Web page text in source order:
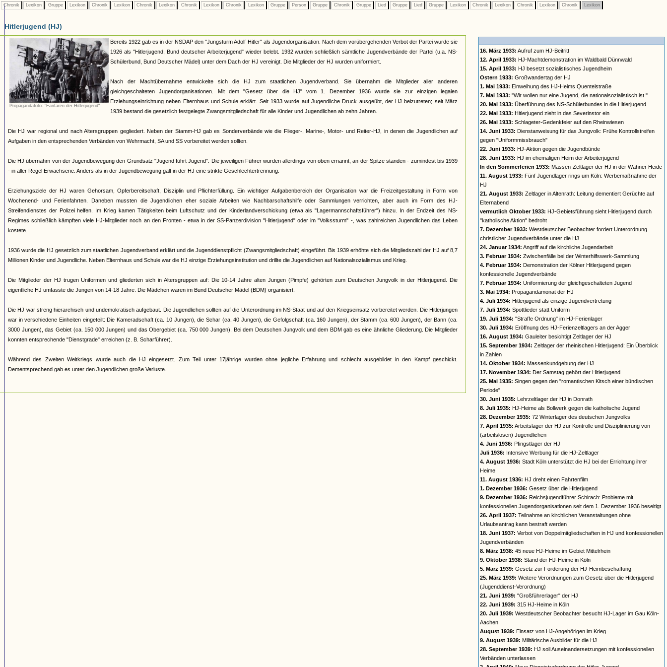
Chronik Lexikon Gruppe Lexikon Chronik Lexikon Chronik Lexikon Chronik Lexikon Chronik Lexikon Gruppe Person Gruppe Chronik Gruppe Lied Gruppe Lied Gruppe Lexikon Chronik Lexikon Chronik Lexikon Chronik Lexikon
Hitlerjugend (HJ)
Propagandafoto: "Fanfaren der Hitlerjugend"
Bereits 1922 gab es in der NSDAP den "Jungsturm Adolf Hitler" als Jugendorganisation. Nach dem vorübergehenden Verbot der Partei wurde sie
1926 als "Hitlerjugend, Bund deutscher Arbeiterjugend" wieder belebt. 1932 wurden schließlich sämtliche Jugendverbände der Partei (u.a. NS-
Schülerbund, Bund Deutscher Mädel) unter dem Dach der HJ vereinigt. Die Mitglieder der HJ wurden uniformiert.
Nach der Machtübernahme entwickelte sich die HJ zum staatlichen Jugendverband. Sie übernahm die Mitglieder aller anderen
gleichgeschalteten Jugendorganisationen. Mit dem "Gesetz über die HJ" vom 1. Dezember 1936 wurde sie zur einzigen legalen
Erziehungseinrichtung neben Elternhaus und Schule erklärt. Seit 1933 wurde auf Jugendliche Druck ausgeübt, der HJ beizutreten; seit März
1939 bestand die gesetzlich festgelegte Zwangsmitgliedschaft für alle Kinder und Jugendlichen ab zehn Jahren.
Die HJ war regional und nach Altersgruppen gegliedert. Neben der Stamm-HJ gab es Sonderverbände wie die Flieger-, Marine-, Motor- und Reiter-HJ, in denen die Jugendlichen auf
Aufgaben in den entsprechenden Verbänden von Wehrmacht, SA und SS vorbereitet werden sollten.
Die HJ übernahm von der Jugendbewegung den Grundsatz "Jugend führt Jugend". Die jeweiligen Führer wurden allerdings von oben ernannt, an der Spitze standen - zumindest bis 1939
- in aller Regel Erwachsene. Anders als in der Jugendbewegung galt in der HJ eine strikte Geschlechtertrennung.
Erziehungsziele der HJ waren Gehorsam, Opferbereitschaft, Disziplin und Pflichterfüllung. Ein wichtiger Aufgabenbereich der Organisation war die Freizeitgestaltung in Form von
Wochenend- und Ferienfahrten. Daneben mussten die Jugendlichen eher soziale Arbeiten wie Nachbarschaftshilfe oder Sammlungen verrichten, aber auch im Form des HJ-
Streifendienstes der Polizei helfen. Im Krieg kamen Tätigkeiten beim Luftschutz und der Kinderlandverschickung (etwa als "Lagermannschaftsführer") hinzu. In der Endzeit des NS-
Regimes schließlich kämpften viele HJ-Mitglieder noch an den Fronten - etwa in der SS-Panzerdivision "Hitlerjugend" oder im "Volkssturm" -, was zahlreichen Jugendlichen das Leben
kostete.
1936 wurde die HJ gesetzlich zum staatlichen Jugendverband erklärt und die Jugenddienstpflicht (Zwangsmitgliedschaft) eingeführt. Bis 1939 erhöhte sich die Mitgliedszahl der HJ auf 8,7
Millionen Kinder und Jugendliche. Neben Elternhaus und Schule war die HJ einzige Erziehungsinstitution und drillte die Jugendlichen auf Nationalsozialismus und Krieg.
Die Mitglieder der HJ trugen Uniformen und gliederten sich in Altersgruppen auf: Die 10-14 Jahre alten Jungen (Pimpfe) gehörten zum Deutschen Jungvolk in der Hitlerjugend. Die
eigentliche HJ umfasste die Jungen von 14-18 Jahre. Die Mädchen waren im Bund Deutscher Mädel (BDM) organisiert.
Die HJ war streng hierarchisch und undemokratisch aufgebaut. Die Jugendlichen sollten auf die Unterordnung im NS-Staat und auf den Kriegseinsatz vorbereitet werden. Die Hitlerjungen
war in verschiedene Einheiten eingeteilt: Die Kameradschaft (ca. 10 Jungen), die Schar (ca. 40 Jungen), die Gefolgschaft (ca. 160 Jungen), der Stamm (ca. 600 Jungen), der Bann (ca.
3000 Jungen), das Gebiet (ca. 150 000 Jungen) und das Obergebiet (ca. 750 000 Jungen). Bei dem Deutschen Jungvolk und dem BDM gab es eine ähnliche Gliederung. Die Mitglieder
konnten entsprechende "Dienstgrade" erreichen (z. B. Scharführer).
Während des Zweiten Weltkriegs wurde auch die HJ eingesetzt. Zum Teil unter 17jährige wurden ohne jegliche Erfahrung und schlecht ausgebildet in den Kampf geschickt.
Dementsprechend gab es unter den Jugendlichen große Verluste.
16. März 1933: Aufruf zum HJ-Beitritt
12. April 1933: HJ-Machtdemonstration im Waldbald Dünnwald
15. April 1933: HJ besetzt sozialistisches Jugendheim
Ostern 1933: Großwandertag der HJ
1. Mai 1933: Einweihung des HJ-Heims Quentelstraße
7. Mai 1933: "Wir wollen nur eine Jugend, die nationalsozialistisch ist."
20. Mai 1933: Überführung des NS-Schülerbundes in die Hitlerjugend
22. Mai 1933: Hitlerjugend zieht in das Severinstor ein
26. Mai 1933: Schlageter-Gedenkfeier auf den Rheinwiesen
14. Juni 1933: Dienstanweisung für das Jungvolk: Frühe Kontrollstreifen
gegen "Uniformmissbrauch"
22. Juni 1933: HJ-Aktion gegen die Jugendbünde
28. Juni 1933: HJ im ehemaligen Heim der Arbeiterjugend
In den Sommerferien 1933: Massen-Zeltlager der HJ in der Wahner Heide
11. August 1933: Fünf Jugendlager rings um Köln: Werbemaßnahme der
HJ
21. August 1933: Zeltlager in Altenrath: Leitung dementiert Gerüchte auf
Elternabend
vermutlich Oktober 1933: HJ-Gebietsführung sieht Hitlerjugend durch
"katholische Aktion" bedroht
7. Dezember 1933: Westdeutscher Beobachter fordert Unterordnung
christlicher Jugendverbände unter die HJ
24. Januar 1934: Angriff auf die kirchliche Jugendarbeit
3. Februar 1934: Zwischenfälle bei der Winterhilfswerk-Sammlung
4. Februar 1934: Demonstration der Kölner Hitlerjugend gegen
konfessionelle Jugendverbände
7. Februar 1934: Uniformierung der gleichgeschalteten Jugend
3. Mai 1934: Propagandamonat der HJ
4. Juli 1934: Hitlerjugend als einzige Jugendvertretung
7. Juli 1934: Spottlieder statt Uniform
19. Juli 1934: "Straffe Ordnung" im HJ-Ferienlager
30. Juli 1934: Eröffnung des HJ-Ferienzeltlagers an der Agger
16. August 1934: Gauleiter besichtigt Zeltlager der HJ
15. September 1934: Zeltlager der rheinischen Hitlerjugend: Ein Überblick
in Zahlen
14. Oktober 1934: Massenkundgebung der HJ
17. November 1934: Der Samstag gehört der Hitlerjugend
25. Mai 1935: Singen gegen den "romantischen Kitsch einer bündischen
Periode"
30. Juni 1935: Lehrzeltlager der HJ in Donrath
8. Juli 1935: HJ-Heime als Bollwerk gegen die katholische Jugend
28. Dezember 1935: 72 Winterlager des deutschen Jungvolks
7. April 1935: Arbeitslager der HJ zur Kontrolle und Disziplinierung von
(arbeitslosen) Jugendlichen
4. Juni 1936: Pfingstlager der HJ
Juli 1936: Intensive Werbung für die HJ-Zeltlager
4. August 1936: Stadt Köln unterstützt die HJ bei der Errichtung ihrer
Heime
11. August 1936: HJ dreht einen Fahrtenfilm
1. Dezember 1936: Gesetz über die Hitlerjugend
9. Dezember 1936: Reichsjugendführer Schirach: Probleme mit
konfessionellen Jugendorganisationen seit dem 1. Dezember 1936 beseitigt
26. April 1937: Teilnahme an kirchlichen Veranstaltungen ohne
Urlaubsantrag kann bestraft werden
18. Juni 1937: Verbot von Doppelmitgliedschaften in HJ und konfessionellen
Jugendverbänden
8. März 1938: 45 neue HJ-Heime im Gebiet Mittelrhein
9. Oktober 1938: Stand der HJ-Heime in Köln
5. März 1939: Gesetz zur Förderung der HJ-Heimbeschaffung
25. März 1939: Weitere Verordnungen zum Gesetz über die Hitlerjugend
(Jugenddienst-Verordnung)
21. Juni 1939: "Großführerlager" der HJ
22. Juni 1939: 315 HJ-Heime in Köln
20. Juli 1939: Westdeutscher Beobachter besucht HJ-Lager im Gau Köln-
Aachen
August 1939: Einsatz von HJ-Angehörigen im Krieg
9. August 1939: Militärische Ausbilder für die HJ
28. September 1939: HJ soll Auseinandersetzungen mit konfessionellen
Verbänden unterlassen